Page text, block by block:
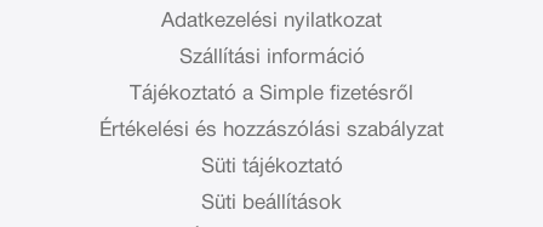
Adatkezelési nyilatkozat
Szállítási információ
Tájékoztató a Simple fizetésről
Értékelési és hozzászólási szabályzat
Süti tájékoztató
Süti beállítások